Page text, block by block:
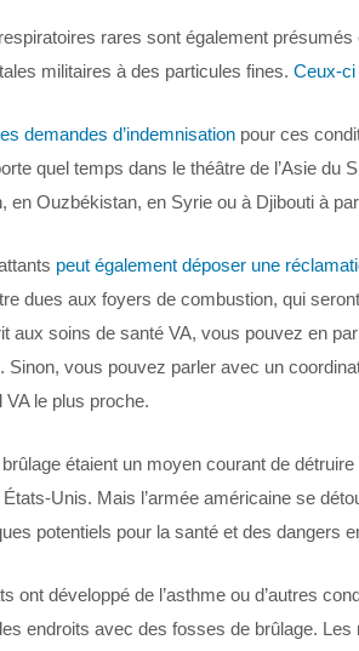
rares sont également
militaires à des particules fines. Ceux-ci
demandes d’indemnisationpour ces
quel temps dans le théâtre de l’Asie du
en Ouzbékistan, en Syrie ou à Djibouti à
peut également déposer une
dues aux foyers de combustion, qui
aux soins de santé VA, vous pouvez en
Sinon, vous pouvez parler avec un
le plus proche.
étaient un moyen courant de
Unis. Mais l’armée américaine se
potentiels pour la santé et des dangers
ont développé de l’asthme ou d’autres
endroits avec des fosses de brûlage.